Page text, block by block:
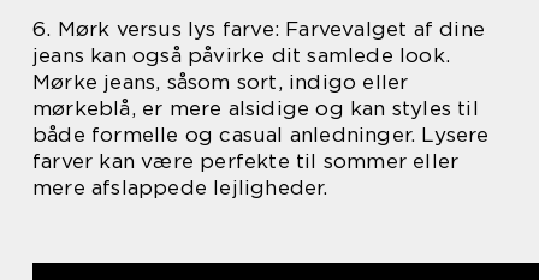
6. Mørk versus lys farve: Farvevalget af dine
jeans kan også påvirke dit samlede look.
Mørke jeans, såsom sort, indigo eller
mørkeblå, er mere alsidige og kan styles til
både formelle og casual anledninger. Lysere
farver kan være perfekte til sommer eller
mere afslappede lejligheder.